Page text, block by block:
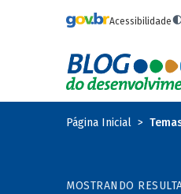
Acessibilidade
Página Inicial
MOSTRANDO